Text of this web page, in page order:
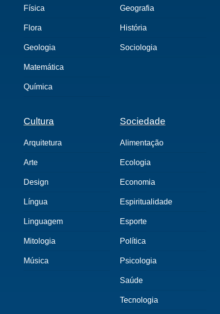
Física
Flora
Geologia
Matemática
Química
Geografia
História
Sociologia
Cultura
Arquitetura
Arte
Design
Língua
Linguagem
Mitologia
Música
Sociedade
Alimentação
Ecologia
Economia
Espiritualidade
Esporte
Política
Psicologia
Saúde
Tecnologia